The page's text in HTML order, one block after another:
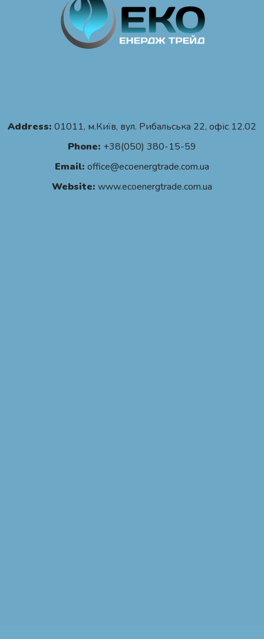
Address: 01011, м.Київ, вул. Рибальська 22, офіс 12.02
Phone: +38(050) 380-15-59
Email: office@ecoenergtrade.com.ua
Website: www.ecoenergtrade.com.ua